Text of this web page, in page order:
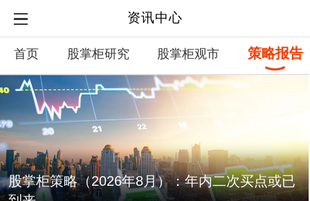
资讯中心
首页 股掌柜研究 股掌柜观市 策略报告
股掌柜策略（2026年8月）：年内二次买点或已